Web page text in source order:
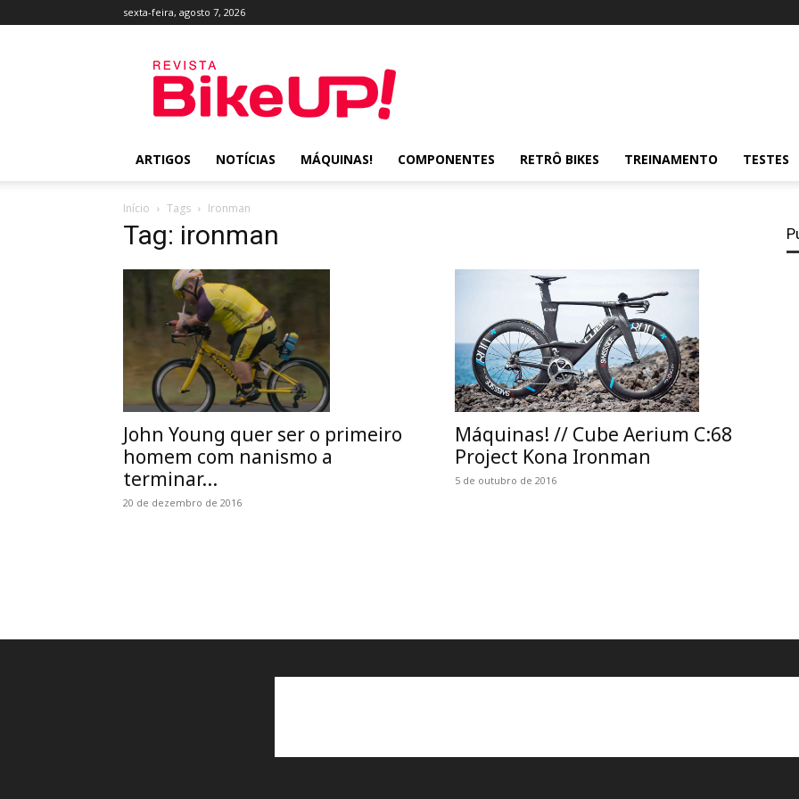
sexta-feira, agosto 7, 2026
BikeUP!
ARTIGOS NOTÍCIAS MÁQUINAS! COMPONENTES RETRÔ BIKES TREINAMENTO TESTES
Início Tags Ironman
Tag: ironman
John Young quer ser o primeiro
homem com nanismo a
terminar...
20 de dezembro de 2016
Máquinas! // Cube Aerium C:68
Project Kona Ironman
5 de outubro de 2016